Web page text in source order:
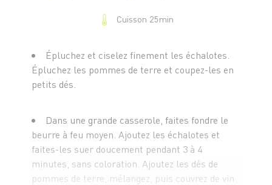
Cuisson 25min
Épluchez et ciselez finement les échalotes.
Épluchez les pommes de terre et coupez-les en
petits dés.
Dans une grande casserole, faites fondre le
beurre à feu moyen. Ajoutez les échalotes et
faites-les suer doucement pendant 3 à 4
minutes, sans coloration. Ajoutez les dés de
pommes de terre, mélangez, puis couvrez de vin